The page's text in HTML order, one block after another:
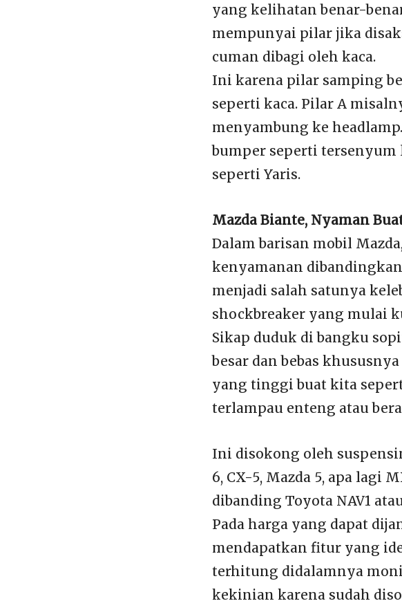
yang kelihatan benar-
mempunyai pilar jika
cuman dibagi oleh kaca.
Ini karena pilar samping
seperti kaca. Pilar A
menyambung ke
bumper seperti tersenyum
seperti Yaris.
Mazda Biante, Nyaman
Dalam barisan mobil
kenyamanan
menjadi salah satunya
shockbreaker yang mulai
Sikap duduk di bangku
besar dan bebas
yang tinggi buat kita
terlampau enteng atau
Ini disokong oleh
6, CX-5, Mazda 5, apa lagi
dibanding Toyota NAV1
Pada harga yang dapat
mendapatkan fitur yang
terhitung didalamnya
kekinian karena sudah